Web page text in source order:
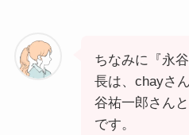
ちなみに『永
長は、chayさ
谷祐一郎さん
です。